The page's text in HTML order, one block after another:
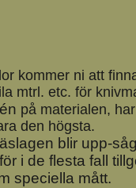
kommer ni att
mtrl. etc. för
på materialen,
den högsta.
blir upp-
i de flesta fall
speciella mått.